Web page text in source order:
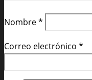
Nombre*
Correo electrónico *